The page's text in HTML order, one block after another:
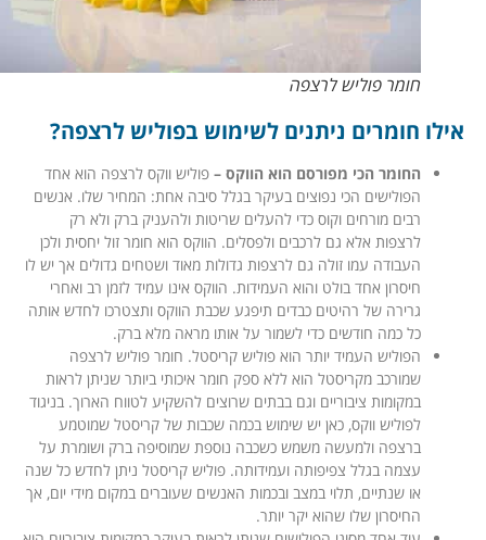
חומר פוליש לרצפה
אילו חומרים ניתנים לשימוש בפוליש לרצפה?
החומר הכי מפורסם הוא הווקס –פוליש ווקס לרצפה הוא אחד
הפולישים הכי נפוצים בעיקר בגלל סיבה אחת: המחיר שלו. אנשים
רבים מורחים וקוס כדי להעלים שריטות ולהעניק ברק ולא רק
לרצפות אלא גם לרכבים ולפסלים. הווקס הוא חומר זול יחסית ולכן
העבודה עמו זולה גם לרצפות גדולות מאוד ושטחים גדולים אך יש לו
חיסרון אחד בולט והוא העמידות. הווקס אינו עמיד לזמן רב ואחרי
גרירה של רהיטים כבדים תיפגע שכבת הווקס ותצטרכו לחדש אותה
כל כמה חודשים כדי לשמור על אותו מראה מלא ברק.
הפוליש העמיד יותר הוא פוליש קריסטל. חומר פוליש לרצפה
שמורכב מקריסטל הוא ללא ספק חומר איכותי ביותר שניתן לראות
במקומות ציבוריים וגם בבתים שרוצים להשקיע לטווח הארוך. בניגוד
לפוליש ווקס, כאן יש שימוש בכמה שכבות של קריסטל שמוטמע
ברצפה ולמעשה משמש כשכבה נוספת שמוסיפה ברק ושומרת על
עצמה בגלל צפיפותה ועמידותה. פוליש קריסטל ניתן לחדש כל שנה
או שנתיים, תלוי במצב ובכמות האנשים שעוברים במקום מידי יום, אך
החיסרון שלו שהוא יקר יותר.